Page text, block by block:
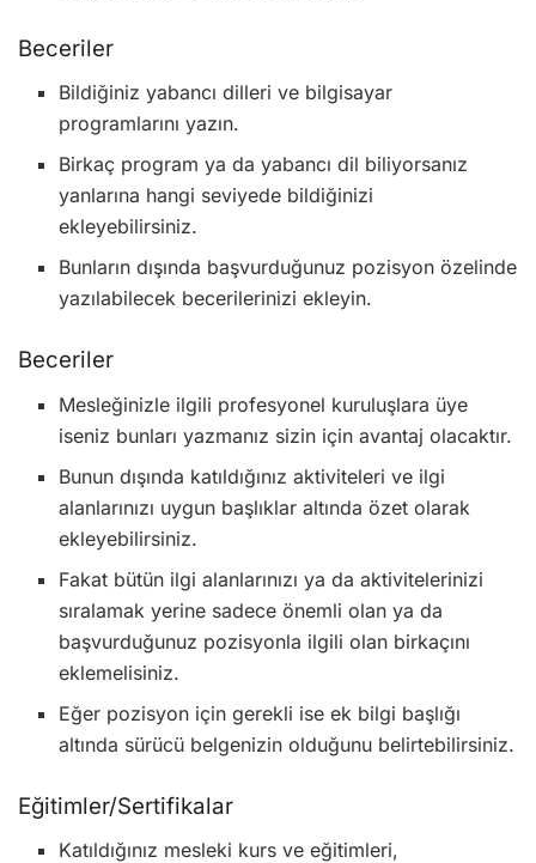
Beceriler
Bildiğiniz yabancı dilleri ve bilgisayar
programlarını yazın.
Birkaç program ya da yabancı dil biliyorsanız
yanlarına hangi seviyede bildiğinizi
ekleyebilirsiniz.
Bunların dışında başvurduğunuz pozisyon özelinde
yazılabilecek becerilerinizi ekleyin.
Beceriler
Mesleğinizle ilgili profesyonel kuruluşlara üye
iseniz bunları yazmanız sizin için avantaj olacaktır.
Bunun dışında katıldığınız aktiviteleri ve ilgi
alanlarınızı uygun başlıklar altında özet olarak
ekleyebilirsiniz.
Fakat bütün ilgi alanlarınızı ya da aktivitelerinizi
sıralamak yerine sadece önemli olan ya da
başvurduğunuz pozisyonla ilgili olan birkaçını
eklemelisiniz.
Eğer pozisyon için gerekli ise ek bilgi başlığı
altında sürücü belgenizin olduğunu belirtebilirsiniz.
Eğitimler/Sertifikalar
Katıldığınız mesleki kurs ve eğitimleri,